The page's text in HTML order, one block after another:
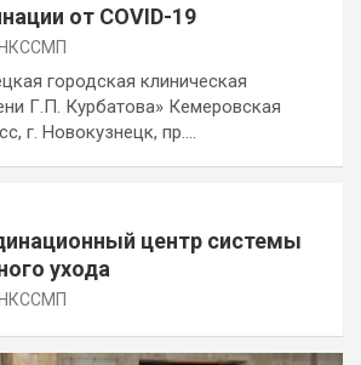
от COVID-19
городская клиническая
Г.П. Курбатова» Кемеровская
г. Новокузнецк, пр.…
центр системы
ухода